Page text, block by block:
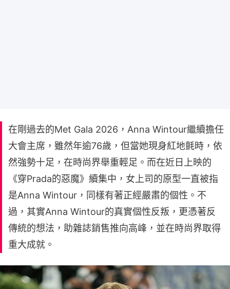
在剛過去的Met Gala 2026，Anna Wintour繼續擔任
大會主席，雖然年逾76歲，但當她現身紅地氈時，依
然強勢十足，在時尚界舉重輕足。而在近日上映的
《穿Prada的惡魔》續集中，女上司的原型一直被指
是Anna Wintour，同樣有著正經嚴肅的個性。不
過，其實Anna Wintour的真實個性反叛，更憑著反
傳統的想法，助雜誌銷售推向高峰，並在時尚界取得
重大成就。